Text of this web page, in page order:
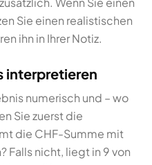
Sie einen realistischen
ihn in Ihrer Notiz.
interpretieren
numerisch und – wo
Sie zuerst die
die CHF-Summe mit
Falls nicht, liegt in 9 von